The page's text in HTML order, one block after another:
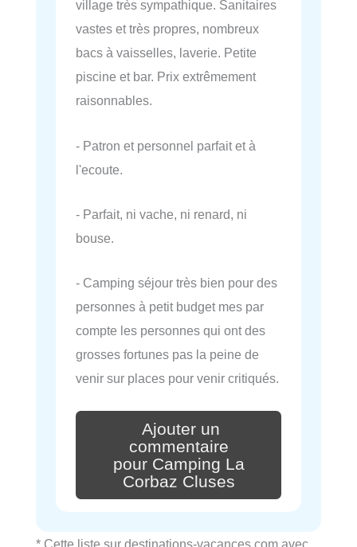
village très sympathique. Sanitaires
vastes et très propres, nombreux
bacs à vaisselles, laverie. Petite
piscine et bar. Prix extrêmement
raisonnables.
- Patron et personnel parfait et à
l'ecoute.
- Parfait, ni vache, ni renard, ni
bouse.
- Camping séjour très bien pour des
personnes à petit budget mes par
compte les personnes qui ont des
grosses fortunes pas la peine de
venir sur places pour venir critiqués.
Ajouter un
commentaire
pour Camping La
Corbaz Cluses